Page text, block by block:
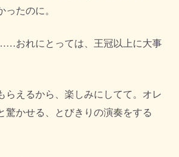
ったのに。
おれにとっては、王冠以上に大事
らえるから、楽しみにしてて。オレ
驚かせる、とびきりの演奏をする